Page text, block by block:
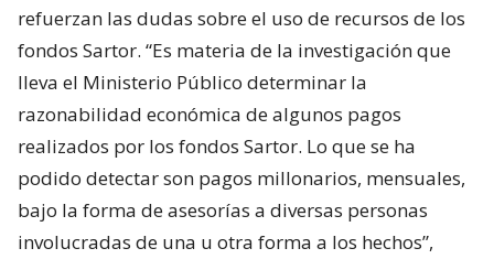
refuerzan las dudas sobre el uso de recursos de los
fondos Sartor. “Es materia de la investigación que
lleva el Ministerio Público determinar la
razonabilidad económica de algunos pagos
realizados por los fondos Sartor. Lo que se ha
podido detectar son pagos millonarios, mensuales,
bajo la forma de asesorías a diversas personas
involucradas de una u otra forma a los hechos”,